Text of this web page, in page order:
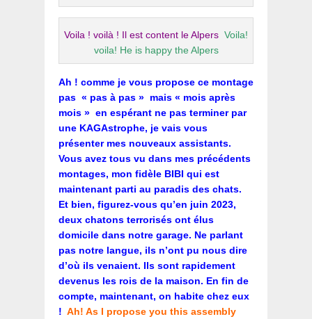
Voila ! voilà ! Il est content le Alpers Voila!
voila! He is happy the Alpers
Ah ! comme je vous propose ce montage
pas « pas à pas » mais « mois après
mois » en espérant ne pas terminer par
une KAGAstrophe, je vais vous
présenter mes nouveaux assistants.
Vous avez tous vu dans mes précédents
montages, mon fidèle BIBI qui est
maintenant parti au paradis des chats.
Et bien, figurez-vous qu’en juin 2023,
deux chatons terrorisés ont élus
domicile dans notre garage. Ne parlant
pas notre langue, ils n’ont pu nous dire
d’où ils venaient. Ils sont rapidement
devenus les rois de la maison. En fin de
compte, maintenant, on habite chez eux
! Ah! As I propose you this assembly